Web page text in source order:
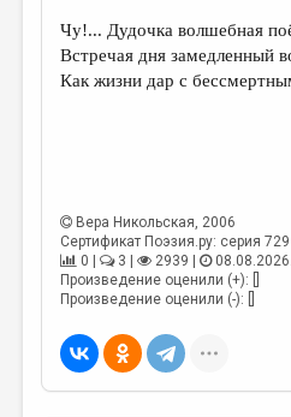
КОЛОНКА РЕДАКТОРА
РЕДКОЛЛЕГИЯ
ЭССЕИСТИКА
ЛИТЕРАТУРОВЕДЕНИЕ
КУЛЬТУРОВЕДЕНИЕ
ПУБЛИЦИСТИКА
РЕЦЕНЗИРОВАНИЕ
Чу!... Дудочка волшебная
Встречая дня замедленный
Как жизни дар с
Вера Никольская, 2006
Сертификат Поэзия.ру: серия
0 |
3 | 2939 |
Произведение оценили (+): []
Произведение оценили (-): []